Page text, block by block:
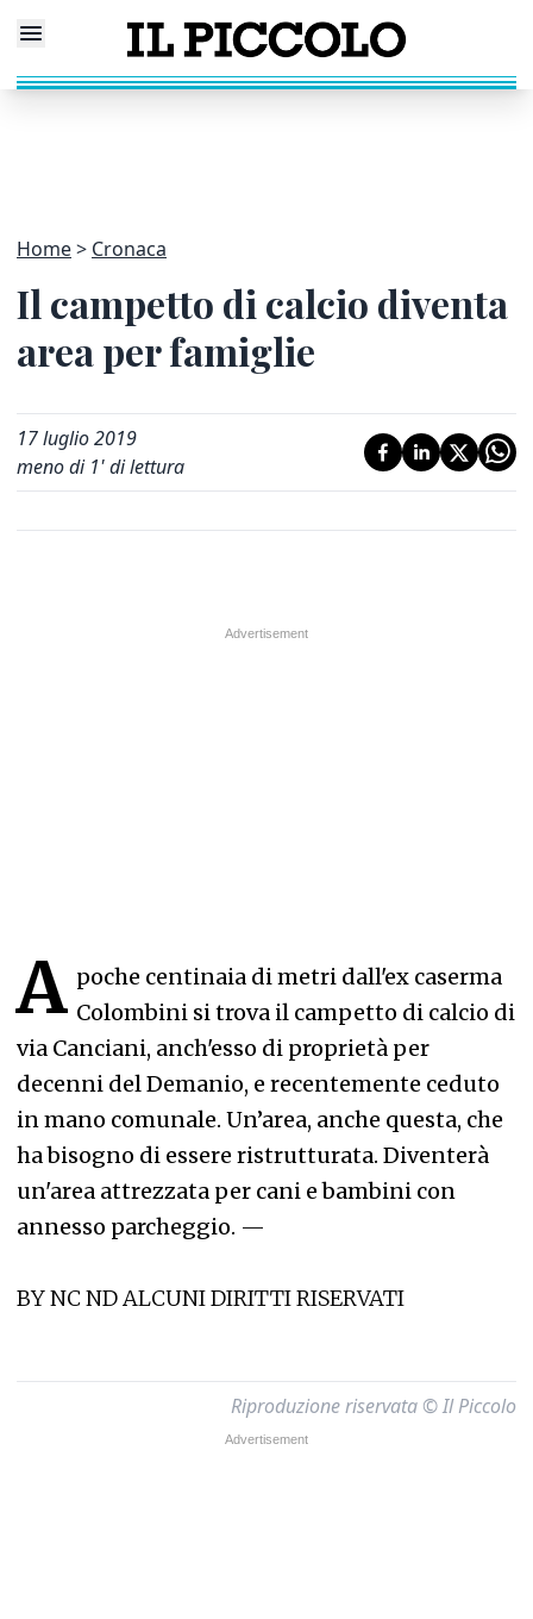
Home Cronaca
Il campetto di calcio diventa
area per famiglie
17 luglio 2019
meno di 1' di lettura
A poche centinaia di metri dall'ex caserma
Colombini si trova il campetto di calcio di
via Canciani, anch'esso di proprietà per
decenni del Demanio, e recentemente ceduto
in mano comunale. Un’area, anche questa, che
ha bisogno di essere ristrutturata. Diventerà
un'area attrezzata per cani e bambini con
annesso parcheggio. —
BY NC ND ALCUNI DIRITTI RISERVATI
Riproduzione riservata © Il Piccolo